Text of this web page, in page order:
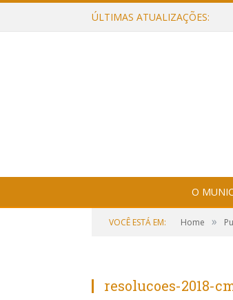
ÚLTIMAS ATUALIZAÇÕES:
O
VOCÊ ESTÁ EM: Home »
resolucoes-2018-